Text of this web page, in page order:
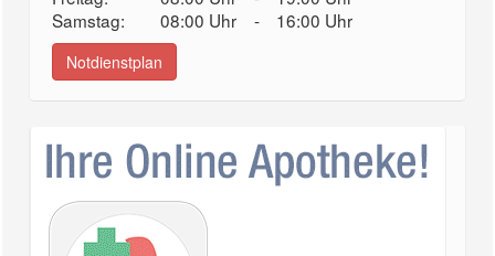
Samstag:
08:00 Uhr - 16:00 Uhr
Notdienstplan